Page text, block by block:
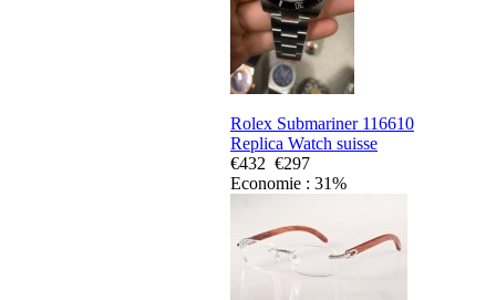
Rolex Submariner 116610
Replica Watch suisse
€432 €297
Economie : 31%